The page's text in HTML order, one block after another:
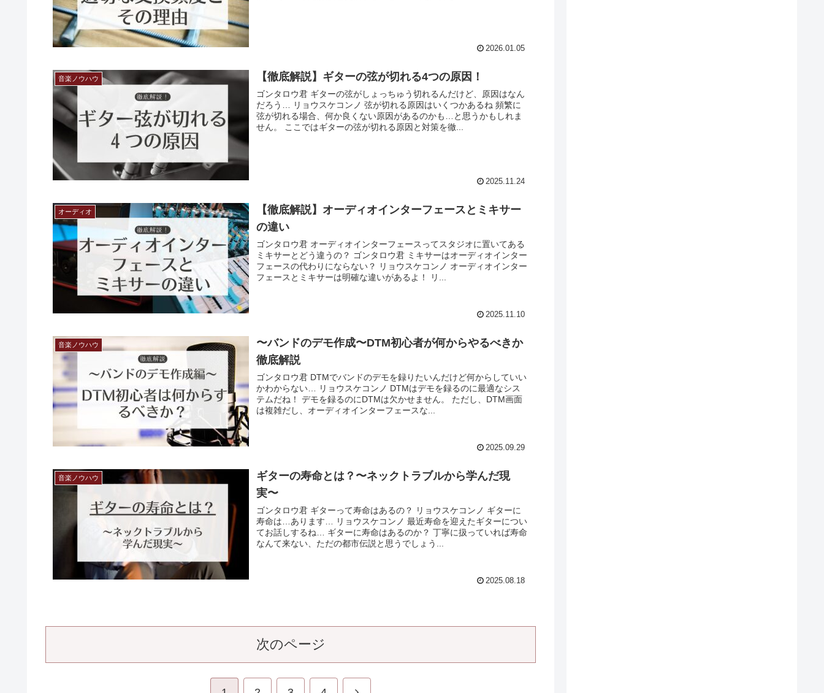
2026.01.05
音楽ノウハウ 【徹底解説】ギターの弦が切れる4つの原因！
ゴンタロウ君 ギターの弦がしょっちゅう切れるんだけど、原因はなん
だろう… リョウスケコンノ 弦が切れる原因はいくつかあるね 頻繁に
弦が切れる場合、何か良くない原因があるのかも…と思うかもしれま
せん。 ここではギターの弦が切れる原因と対策を徹...
2025.11.24
オーディオ
【徹底解説】オーディオインターフェースとミキサー
の違い
ゴンタロウ君 オーディオインターフェースってスタジオに置いてある
ミキサーとどう違うの？ ゴンタロウ君 ミキサーはオーディオインター
フェースの代わりにならない？ リョウスケコンノ オーディオインター
フェースとミキサーは明確な違いがあるよ！ リ...
2025.11.10
音楽ノウハウ
〜バンドのデモ作成〜DTM初心者が何からやるべきか
徹底解説
ゴンタロウ君 DTMでバンドのデモを録りたいんだけど何からしていい
かわからない… リョウスケコンノ DTMはデモを録るのに最適なシス
テムだね！ デモを録るのにDTMは欠かせません。 ただし、DTM画面
は複雑だし、オーディオインターフェースな...
2025.09.29
音楽ノウハウ
ギターの寿命とは？〜ネックトラブルから学んだ現
実〜
ゴンタロウ君 ギターって寿命はあるの？ リョウスケコンノ ギターに
寿命は…あります… リョウスケコンノ 最近寿命を迎えたギターについ
てお話しするね… ギターに寿命はあるのか？ 丁寧に扱っていれば寿命
なんて来ない、ただの都市伝説と思うでしょう...
2025.08.18
次のページ